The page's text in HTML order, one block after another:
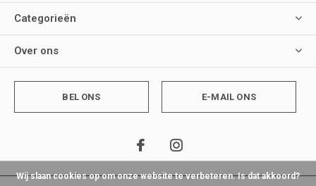
Categorieën
Over ons
BEL ONS E-MAIL ONS
Wij slaan cookies op om onze website te verbeteren. Is dat akkoord?